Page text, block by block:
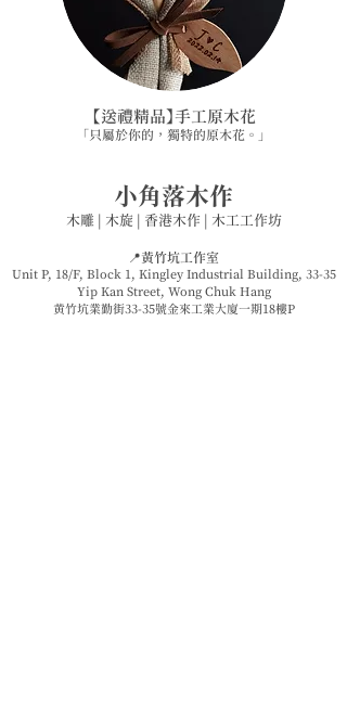
【送禮精品】手工原木花
​「只屬於你的，獨特的原木花。 」
​小角落木作
木雕 | 木旋 | 香港木作 | 木工工作坊
📍黃竹坑工作室
Unit P, 18/F, Block 1, Kingley Industrial Building, 33-35
Yip Kan Street, Wong Chuk Hang
黄竹坑業勤街33-35號金來工業大廈一期18樓P